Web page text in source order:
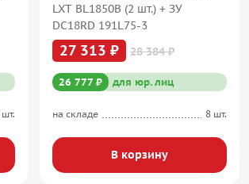
шт.
LXT BL1850B (2 шт.) + ЗУ
DC18RD 191L75-3
27 313 ₽ 28 384 ₽
26 777 ₽ для юр. лиц
на складе 8 шт.
В корзину